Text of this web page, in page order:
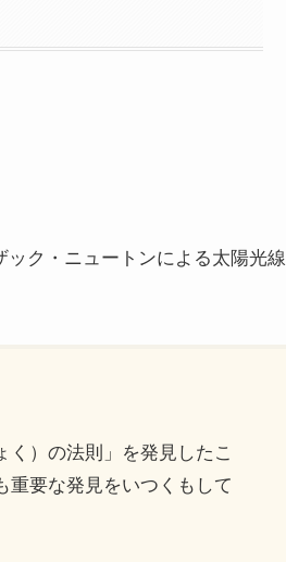
ック・ニュートンによる太陽光線
）の法則」を発見したこ
重要な発見をいつくもして